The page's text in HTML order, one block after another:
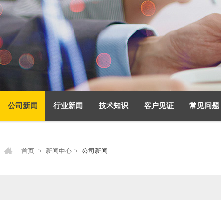
公司新闻 行业新闻 技术知识 客户见证 常见问题
首页 > 新闻中心 > 公司新闻